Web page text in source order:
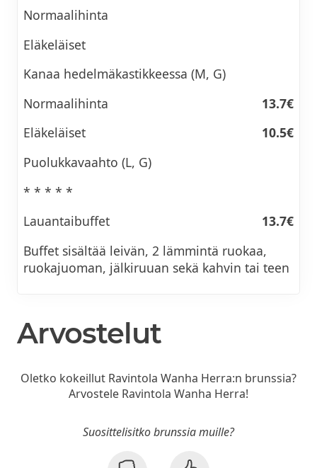
Normaalihinta
Eläkeläiset
Kanaa hedelmäkastikkeessa (M, G)
Normaalihinta
13.7€
Eläkeläiset
10.5€
Puolukkavaahto (L, G)
* * * * *
Lauantaibuffet
13.7€
Buffet sisältää leivän, 2 lämmintä ruokaa,
ruokajuoman, jälkiruuan sekä kahvin tai teen
Arvostelut
Oletko kokeillut Ravintola Wanha Herra:n brunssia?
Arvostele Ravintola Wanha Herra!
Suosittelisitko brunssia muille?